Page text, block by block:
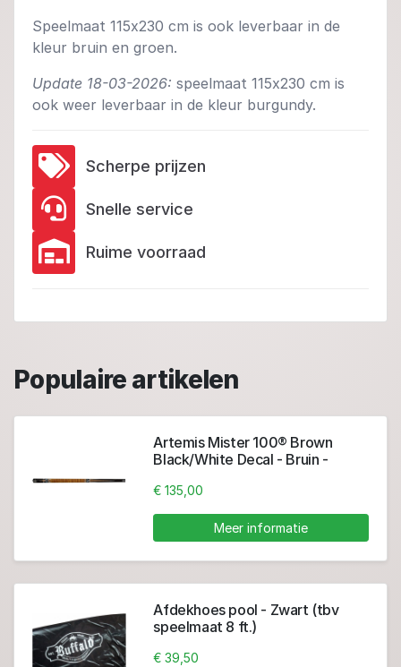
Speelmaat 115x230 cm is ook leverbaar in de
kleur bruin en groen.
Update 18-03-2026: speelmaat 115x230 cm is
ook weer leverbaar in de kleur burgundy.
Scherpe prijzen
Snelle service
Ruime voorraad
Populaire artikelen
Artemis Mister 100® Brown
Black/White Decal - Bruin -
€ 135,00
Meer informatie
Afdekhoes pool - Zwart (tbv
speelmaat 8 ft.)
€ 39,50